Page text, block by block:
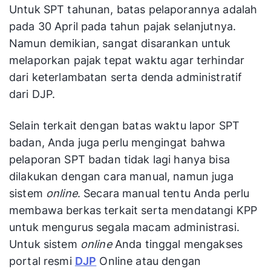
Untuk SPT tahunan, batas pelaporannya adalah
pada 30 April pada tahun pajak selanjutnya.
Namun demikian, sangat disarankan untuk
melaporkan pajak tepat waktu agar terhindar
dari keterlambatan serta denda administratif
dari DJP.
Selain terkait dengan batas waktu lapor SPT
badan, Anda juga perlu mengingat bahwa
pelaporan SPT badan tidak lagi hanya bisa
dilakukan dengan cara manual, namun juga
sistem online. Secara manual tentu Anda perlu
membawa berkas terkait serta mendatangi KPP
untuk mengurus segala macam administrasi.
Untuk sistem onlineAnda tinggal mengakses
portal resmi DJP Online atau dengan